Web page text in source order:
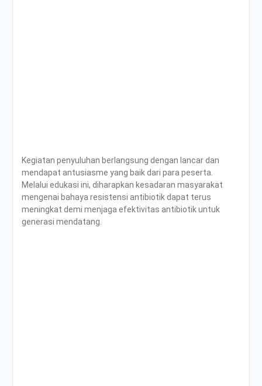
Kegiatan penyuluhan berlangsung dengan lancar dan
mendapat antusiasme yang baik dari para peserta.
Melalui edukasi ini, diharapkan kesadaran masyarakat
mengenai bahaya resistensi antibiotik dapat terus
meningkat demi menjaga efektivitas antibiotik untuk
generasi mendatang.